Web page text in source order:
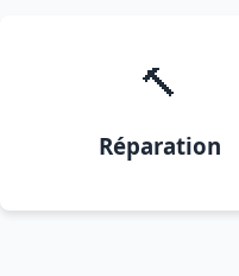
🔨
Réparation